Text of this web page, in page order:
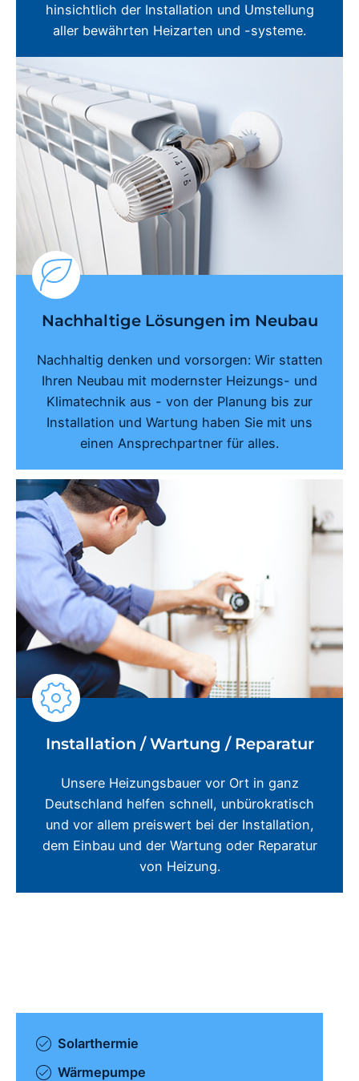
hinsichtlich der Installation und Umstellung
aller bewährten Heizarten und -systeme.
Nachhaltige Lösungen im Neubau
Nachhaltig denken und vorsorgen: Wir statten
Ihren Neubau mit modernster Heizungs- und
Klimatechnik aus - von der Planung bis zur
Installation und Wartung haben Sie mit uns
einen Ansprechpartner für alles.
Installation / Wartung / Reparatur
Unsere Heizungsbauer vor Ort in ganz
Deutschland helfen schnell, unbürokratisch
und vor allem preiswert bei der Installation,
dem Einbau und der Wartung oder Reparatur
von Heizung.
Solarthermie
Wärmepumpe